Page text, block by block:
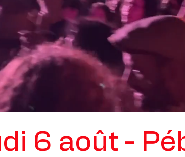
6 août -